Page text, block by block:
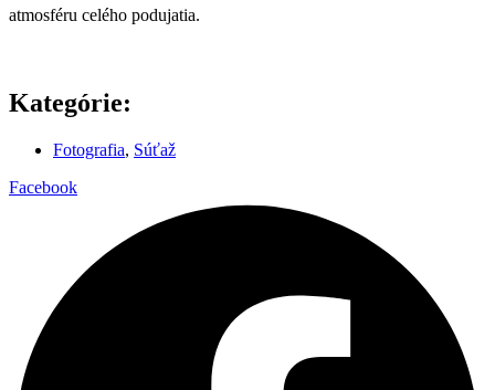
atmosféru celého podujatia.
Kategórie:
Fotografia, Súťaž
Facebook